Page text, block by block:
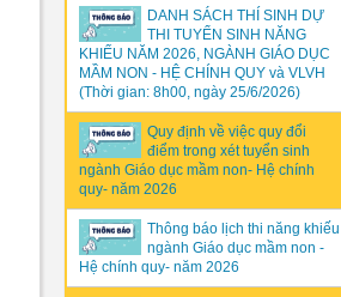
DANH SÁCH THÍ SINH DỰ
THI TUYỂN SINH NĂNG
KHIẾU NĂM 2026, NGÀNH GIÁO DỤC
MẦM NON - HỆ CHÍNH QUY và VLVH
(Thời gian: 8h00, ngày 25/6/2026)
Quy định về việc quy đổi
điểm trong xét tuyển sinh
ngành Giáo dục mầm non- Hệ chính
quy- năm 2026
Thông báo lịch thi năng khiếu
ngành Giáo dục mầm non -
Hệ chính quy- năm 2026